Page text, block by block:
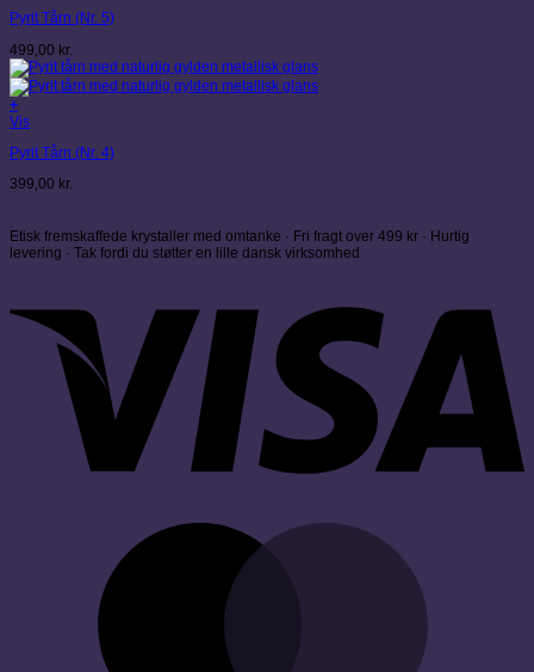
Pyrit Tårn (Nr. 5)
499,00 kr.
+
Vis
Pyrit Tårn (Nr. 4)
399,00 kr.
Etisk fremskaffede krystaller med omtanke · Fri fragt over 499 kr · Hurtig
levering · Tak fordi du støtter en lille dansk virksomhed